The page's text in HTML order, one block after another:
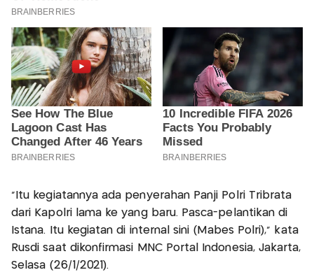
"Itu kegiatannya ada penyerahan Panji Polri Tribrata
dari Kapolri lama ke yang baru. Pasca-pelantikan di
Istana. Itu kegiatan di internal sini (Mabes Polri)," kata
Rusdi saat dikonfirmasi MNC Portal Indonesia, Jakarta,
Selasa (26/1/2021).